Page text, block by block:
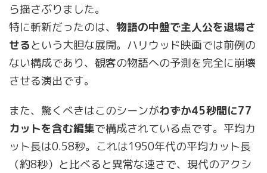
ら揺さぶりました。
特に斬新だったのは、 物語の中盤で主人公を退場さ
せるという大胆な展開。ハリウッド映画では前例の
ない構成であり、観客の物語への予測を完全に崩壊
させる演出です。
また、驚くべきはこのシーンがわずか45秒間に77
カットを含む編集で構成されている点です。平均カ
ット長は0.58秒。これは1950年代の平均カット長
（約8秒）と比べると異常な速さで、現代のアクシ